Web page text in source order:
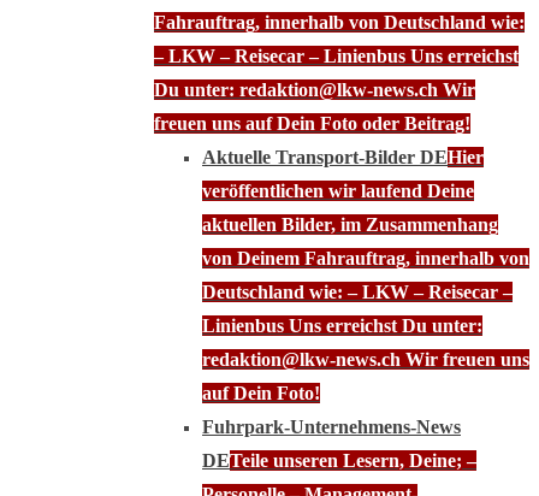
Fahrauftrag, innerhalb von Deutschland wie:
– LKW – Reisecar – Linienbus Uns erreichst
Du unter: redaktion@lkw-news.ch Wir
freuen uns auf Dein Foto oder Beitrag!
Aktuelle Transport-Bilder DEHier
veröffentlichen wir laufend Deine
aktuellen Bilder, im Zusammenhang
von Deinem Fahrauftrag, innerhalb von
Deutschland wie: – LKW – Reisecar –
Linienbus Uns erreichst Du unter:
redaktion@lkw-news.ch Wir freuen uns
auf Dein Foto!
Fuhrpark-Unternehmens-News
DETeile unseren Lesern, Deine; –